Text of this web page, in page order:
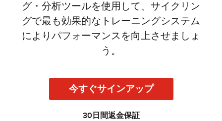
グ・分析ツールを使用して、サイクリン
グで最も効果的なトレーニングシステム
によりパフォーマンスを向上させましょ
う。
今すぐサインアップ
30日間返金保証